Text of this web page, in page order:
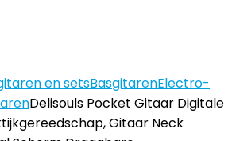
en setsBasgitarenElectro-
Delisouls Pocket Gitaar Digitale
Gitaar Neck